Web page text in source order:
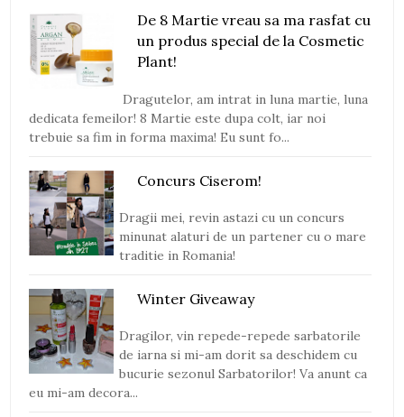
De 8 Martie vreau sa ma rasfat cu
un produs special de la Cosmetic
Plant!
Dragutelor, am intrat in luna martie, luna
dedicata femeilor! 8 Martie este dupa colt, iar noi
trebuie sa fim in forma maxima! Eu sunt fo...
Concurs Ciserom!
Dragii mei, revin astazi cu un concurs
minunat alaturi de un partener cu o mare
traditie in Romania!
Winter Giveaway
Dragilor, vin repede-repede sarbatorile
de iarna si mi-am dorit sa deschidem cu
bucurie sezonul Sarbatorilor! Va anunt ca
eu mi-am decora...